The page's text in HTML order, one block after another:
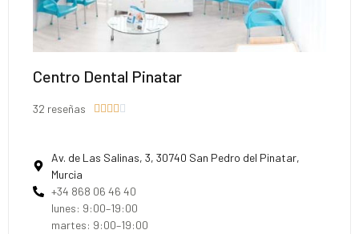
Centro Dental Pinatar
32 reseñas     
Av. de Las Salinas, 3, 30740 San Pedro del Pinatar,
Murcia
+34 868 06 46 40
lunes: 9:00–19:00
martes: 9:00–19:00